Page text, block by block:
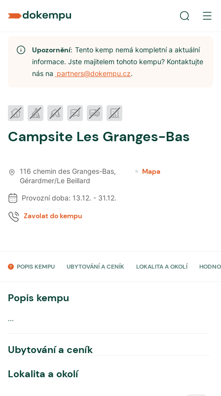
Upozornění:Tento kemp nemá kompletní a aktuální
informace. Jste majitelem tohoto kempu? Kontaktujte
nás na partners@dokempu.cz.
Campsite Les Granges-Bas
116 chemin des Granges-Bas,
Gérardmer/Le Beillard
Mapa
Provozní doba: 13.12. - 31.12.
Zavolat do kempu
POPIS KEMPU UBYTOVÁNÍ A CENÍK LOKALITA A OKOLÍ
Popis kempu
...
Ubytování a ceník
Lokalita a okolí